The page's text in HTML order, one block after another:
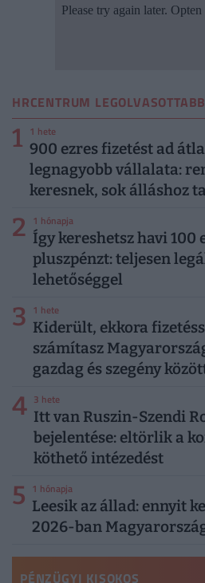
HRCENTRUM LEGOLVASOTTABB
1 1 hete
900 ezres fizetést ad
legnagyobb vállalata:
keresnek, sok álláshoz
2 1 hónapja
Így kereshetsz havi 100
pluszpénzt: teljesen
lehetőséggel
3 1 hete
Kiderült, ekkora
számítasz
gazdag és szegény
4 3 hete
Itt van Ruszin-Szendi
bejelentése: eltörlik a
köthető intézedést
5 1 hónapja
Leesik az állad: ennyit
2026-ban
PÉNZÜGYI KISOKOS